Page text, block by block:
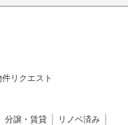
リクエスト
分譲・賃貸
リノベ済み